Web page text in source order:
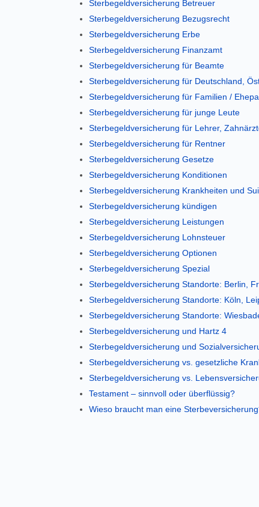
Sterbegeldversicherung Betreuer
Sterbegeldversicherung Bezugsrecht
Sterbegeldversicherung Erbe
Sterbegeldversicherung Finanzamt
Sterbegeldversicherung für Beamte
Sterbegeldversicherung für Deutschland,
Sterbegeldversicherung für Familien /
Sterbegeldversicherung für junge Leute
Sterbegeldversicherung für Lehrer,
Sterbegeldversicherung für Rentner
Sterbegeldversicherung Gesetze
Sterbegeldversicherung Konditionen
Sterbegeldversicherung Krankheiten und
Sterbegeldversicherung kündigen
Sterbegeldversicherung Leistungen
Sterbegeldversicherung Lohnsteuer
Sterbegeldversicherung Optionen
Sterbegeldversicherung Spezial
Sterbegeldversicherung Standorte: Berlin,
Sterbegeldversicherung Standorte: Köln,
Sterbegeldversicherung Standorte:
Sterbegeldversicherung und Hartz 4
Sterbegeldversicherung und
Sterbegeldversicherung vs. gesetzliche
Sterbegeldversicherung vs.
Testament – sinnvoll oder überflüssig?
Wieso braucht man eine